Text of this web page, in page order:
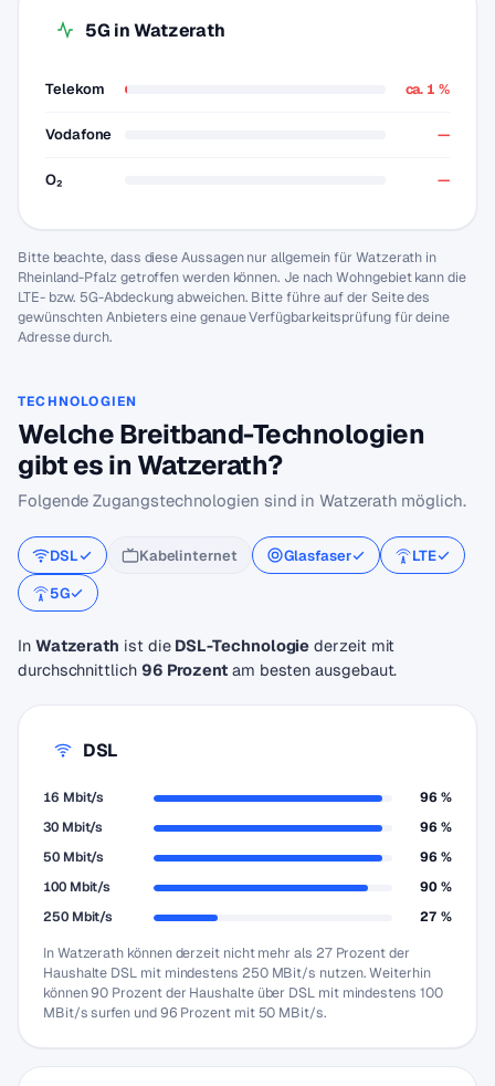
5G in Watzerath
Telekom ca. 1 %
Vodafone —
O₂ —
Bitte beachte, dass diese Aussagen nur allgemein für Watzerath in
Rheinland-Pfalz getroffen werden können. Je nach Wohngebiet kann die
LTE- bzw. 5G-Abdeckung abweichen. Bitte führe auf der Seite des
gewünschten Anbieters eine genaue Verfügbarkeitsprüfung für deine
Adresse durch.
TECHNOLOGIEN
Welche Breitband-Technologien
gibt es in Watzerath?
Folgende Zugangstechnologien sind in Watzerath möglich.
DSL Kabelinternet Glasfaser
LTE
5G
In Watzerath ist die DSL-Technologie derzeit mit
durchschnittlich 96 Prozentam besten ausgebaut.
DSL
16 Mbit/s
96 %
30 Mbit/s
96 %
50 Mbit/s
96 %
100 Mbit/s
90 %
250 Mbit/s
27 %
In Watzerath können derzeit nicht mehr als 27 Prozent der
Haushalte DSL mit mindestens 250 MBit/s nutzen. Weiterhin
können 90 Prozent der Haushalte über DSL mit mindestens 100
MBit/s surfen und 96 Prozent mit 50 MBit/s.